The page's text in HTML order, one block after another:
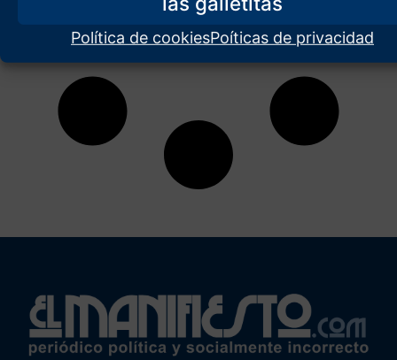
Política de cookiesPoíticas de privacidad